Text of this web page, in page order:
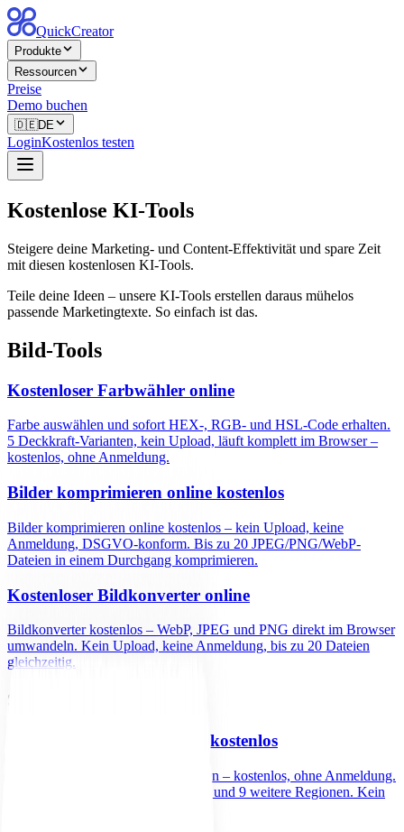
QuickCreator
Produkte
Ressourcen
Preise
Demo buchen
🇩🇪DE
LoginKostenlos testen
Kostenlose KI-Tools
Steigere deine Marketing- und Content-Effektivität und spare Zeit
mit diesen kostenlosen KI-Tools.
Teile deine Ideen – unsere KI-Tools erstellen daraus mühelos
passende Marketingtexte. So einfach ist das.
Bild-Tools
Kostenloser Farbwähler online
Farbe auswählen und sofort HEX-, RGB- und HSL-Code erhalten.
5 Deckkraft-Varianten, kein Upload, läuft komplett im Browser –
kostenlos, ohne Anmeldung.
Bilder komprimieren online kostenlos
Bilder komprimieren online kostenlos – kein Upload, keine
Anmeldung, DSGVO-konform. Bis zu 20 JPEG/PNG/WebP-
Dateien in einem Durchgang komprimieren.
Kostenloser Bildkonverter online
Bildkonverter kostenlos – WebP, JPEG und PNG direkt im Browser
umwandeln. Kein Upload, keine Anmeldung, bis zu 20 Dateien
gleichzeitig.
SEO-Tools
Keyword Position Checker kostenlos
Keyword-Position bei Google prüfen – kostenlos, ohne Anmeldung.
Top-10-Ergebnisse für Deutschland und 9 weitere Regionen. Kein